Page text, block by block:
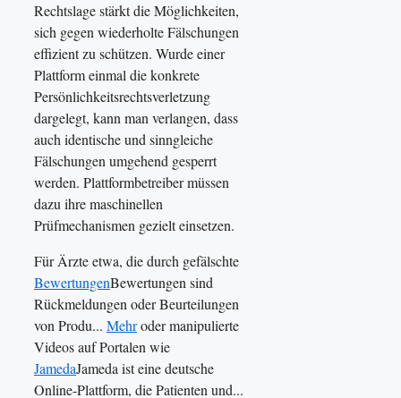
Rechtslage stärkt die Möglichkeiten,
sich gegen wiederholte Fälschungen
effizient zu schützen. Wurde einer
Plattform einmal die konkrete
Persönlichkeitsrechtsverletzung
dargelegt, kann man verlangen, dass
auch identische und sinngleiche
Fälschungen umgehend gesperrt
werden. Plattformbetreiber müssen
dazu ihre maschinellen
Prüfmechanismen gezielt einsetzen.
Für Ärzte etwa, die durch gefälschte
BewertungenBewertungen sind
Rückmeldungen oder Beurteilungen
von Produ... Mehroder manipulierte
Videos auf Portalen wie
JamedaJameda ist eine deutsche
Online-Plattform, die Patienten und...